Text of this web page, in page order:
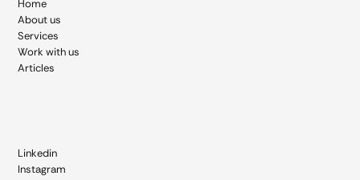
Home
Aboutus
Services
Work with us
Articles
Linkedin
Instagram